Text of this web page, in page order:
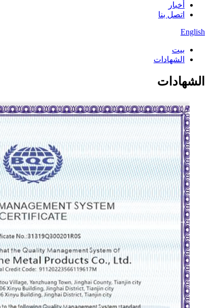
أخبار
اتصل بنا
English
بيت
الشهادات
الشهادات